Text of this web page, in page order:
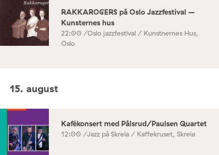
RAKKAROGERS på Oslo Jazzfestival –
Kunsternes hus
22:00 /Oslo jazzfestival / Kunstnernes Hus,
Oslo
15. august
Kafékonsert med Pålsrud/Paulsen Quartet
12:00 /Jazz på Skreia / Kaffekruset, Skreia